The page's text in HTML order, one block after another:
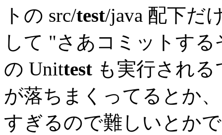
トの src/test/java 配下だ
して "さあコミットす
の Unittest も実行され
が落ちまくってるとか
すぎるので難しいとか